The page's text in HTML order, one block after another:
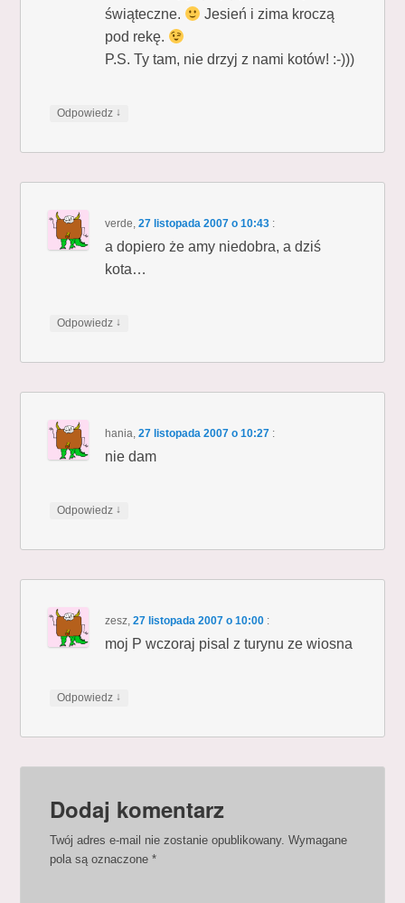
świąteczne.
Jesień i zima kroczą
pod rekę.
P.S. Ty tam, nie drzyj z nami kotów! :-)))
Odpowiedz ↓
verde,27 listopada 2007 o 10:43 :
a dopiero że amy niedobra, a dziś
kota…
Odpowiedz ↓
hania,27 listopada 2007 o 10:27 :
nie dam
Odpowiedz ↓
zesz,27 listopada 2007 o 10:00 :
moj P wczoraj pisal z turynu ze wiosna
Odpowiedz ↓
Dodaj komentarz
Twój adres e-mail nie zostanie opublikowany. Wymagane
pola są oznaczone*